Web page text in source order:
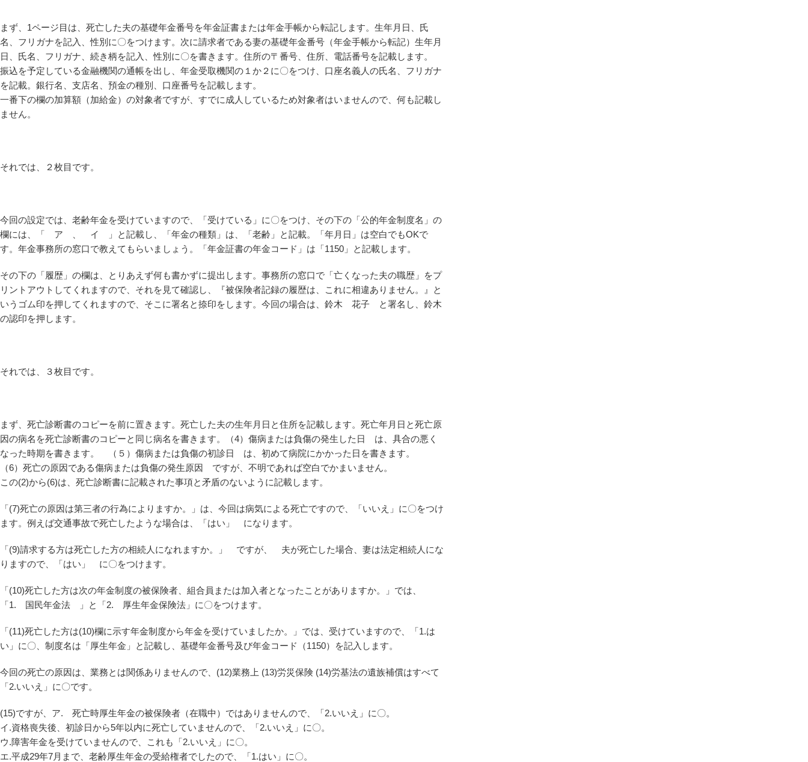
まず、1ページ目は、死亡した夫の基礎年金番号を年金証書または年金手帳から転記します。生年月日、氏
名、フリガナを記入、性別に〇をつけます。次に請求者である妻の基礎年金番号（年金手帳から転記）生年月
日、氏名、フリガナ、続き柄を記入、性別に〇を書きます。住所の〒番号、住所、電話番号を記載します。
振込を予定している金融機関の通帳を出し、年金受取機関の１か２に〇をつけ、口座名義人の氏名、フリガナ
を記載。銀行名、支店名、預金の種別、口座番号を記載します。
一番下の欄の加算額（加給金）の対象者ですが、すでに成人しているため対象者はいませんので、何も記載し
ません。
それでは、２枚目です。
今回の設定では、老齢年金を受けていますので、「受けている」に〇をつけ、その下の「公的年金制度名」の
欄には、「 ア 、 イ 」と記載し、「年金の種類」は、「老齢」と記載。「年月日」は空白でもOKで
す。年金事務所の窓口で教えてもらいましょう。「年金証書の年金コード」は「1150」と記載します。
その下の「履歴」の欄は、とりあえず何も書かずに提出します。事務所の窓口で「亡くなった夫の職歴」をプ
リントアウトしてくれますので、それを見て確認し、『被保険者記録の履歴は、これに相違ありません。』と
いうゴム印を押してくれますので、そこに署名と捺印をします。今回の場合は、鈴木 花子 と署名し、鈴木
の認印を押します。
それでは、３枚目です。
まず、死亡診断書のコピーを前に置きます。死亡した夫の生年月日と住所を記載します。死亡年月日と死亡原
因の病名を死亡診断書のコピーと同じ病名を書きます。（4）傷病または負傷の発生した日 は、具合の悪く
なった時期を書きます。 （５）傷病または負傷の初診日 は、初めて病院にかかった日を書きます。
（6）死亡の原因である傷病または負傷の発生原因 ですが、不明であれば空白でかまいません。
この(2)から(6)は、死亡診断書に記載された事項と矛盾のないように記載します。
「(7)死亡の原因は第三者の行為によりますか。」は、今回は病気による死亡ですので、「いいえ」に〇をつけ
ます。例えば交通事故で死亡したような場合は、「はい」 になります。
「(9)請求する方は死亡した方の相続人になれますか。」 ですが、 夫が死亡した場合、妻は法定相続人にな
りますので、「はい」 に〇をつけます。
「(10)死亡した方は次の年金制度の被保険者、組合員または加入者となったことがありますか。」では、
「1. 国民年金法 」と「2. 厚生年金保険法」に〇をつけます。
「(11)死亡した方は(10)欄に示す年金制度から年金を受けていましたか。」では、受けていますので、「1.は
い」に〇、制度名は「厚生年金」と記載し、基礎年金番号及び年金コード（1150）を記入します。
今回の死亡の原因は、業務とは関係ありませんので、(12)業務上 (13)労災保険 (14)労基法の遺族補償はすべて
「2.いいえ」に〇です。
(15)ですが、ア. 死亡時厚生年金の被保険者（在職中）ではありませんので、「2.いいえ」に〇。
イ.資格喪失後、初診日から5年以内に死亡していませんので、「2.いいえ」に〇。
ウ.障害年金を受けていませんので、これも「2.いいえ」に〇。
エ.平成29年7月まで、老齢厚生年金の受給権者でしたので、「1.はい」に〇。